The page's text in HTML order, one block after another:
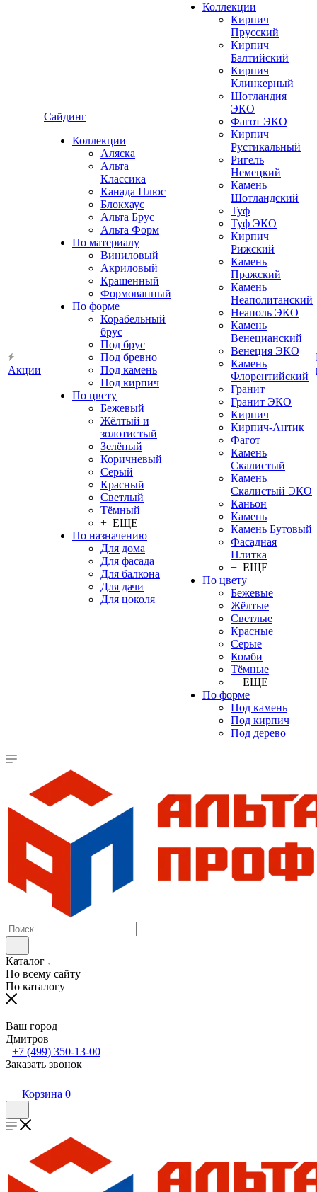
Акции
Сайдинг
Коллекции
Аляска
Альта
Классика
Канада Плюс
Блокхаус
Альта Брус
Альта Форм
По материалу
Виниловый
Акриловый
Крашенный
Формованный
По форме
Корабельный
брус
Под брус
Под бревно
Под камень
Под кирпич
По цвету
Бежевый
Жёлтый и
золотистый
Зелёный
Коричневый
Серый
Красный
Светлый
Тёмный
+ ЕЩЕ
По назначению
Для дома
Для фасада
Для балкона
Для дачи
Для цоколя
Коллекции
Кирпич
Прусский
Кирпич
Балтийский
Кирпич
Клинкерный
Шотландия
ЭКО
Фагот ЭКО
Кирпич
Рустикальный
Ригель
Немецкий
Камень
Шотландский
Туф
Туф ЭКО
Кирпич
Рижский
Камень
Пражский
Камень
Неаполитанский
Неаполь ЭКО
Камень
Венецианский
Венеция ЭКО
Камень
Флорентийский
Гранит
Гранит ЭКО
Кирпич
Кирпич-Антик
Фагот
Камень
Скалистый
Камень
Скалистый ЭКО
Каньон
Камень
Камень Бутовый
Фасадная
Плитка
+ ЕЩЕ
По цвету
Бежевые
Жёлтые
Светлые
Красные
Серые
Комби
Тёмные
+ ЕЩЕ
По форме
Под камень
Под кирпич
Под дерево
Каталог
По всему сайту
По каталогу
Ваш город
Дмитров
+7 (499) 350-13-00
Заказать звонок
Корзина 0